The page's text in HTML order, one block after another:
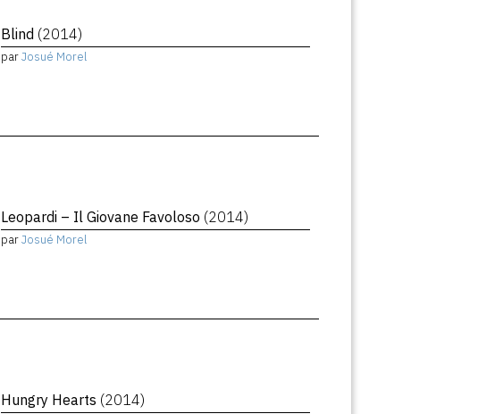
Blind (2014)
parJosué Morel
Leopardi – Il Giovane Favoloso (2014)
parJosué Morel
Hungry Hearts (2014)